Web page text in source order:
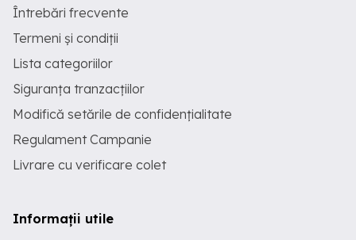
Întrebări frecvente
Termeni și condiții
Lista categoriilor
Siguranța tranzacțiilor
Modifică setările de confidențialitate
Regulament Campanie
Livrare cu verificare colet
Informații utile